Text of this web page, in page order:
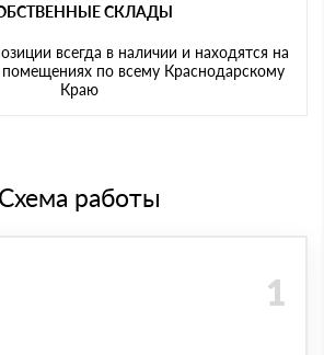
СКЛАДЫ
всегда в наличии и находятся на
по всему Краснодарскому
Краю
Схема работы